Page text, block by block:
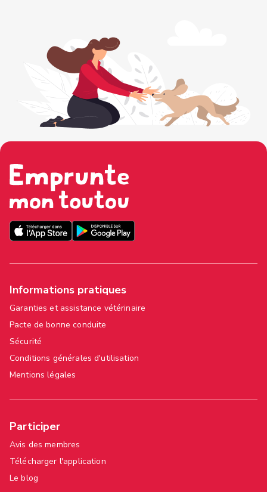
Informations pratiques
Garanties et assistance vétérinaire
Pacte de bonne conduite
Sécurité
Conditions générales d'utilisation
Mentions légales
Participer
Avis des membres
Télécharger l'application
Le blog